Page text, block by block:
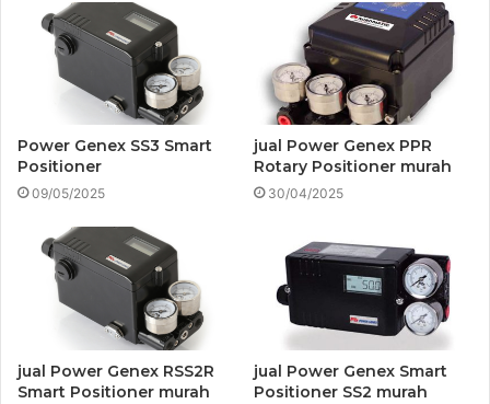
Power Genex SS3 Smart
Positioner
09/05/2025
jual Power Genex PPR
Rotary Positioner murah
30/04/2025
jual Power Genex RSS2R
Smart Positioner murah
jual Power Genex Smart
Positioner SS2 murah